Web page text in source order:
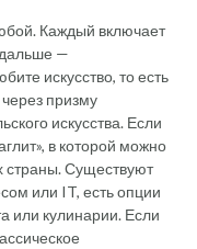
Каждый включает
—
искусство, то есть
через призму
искусства. Если
в которой можно
страны. Существуют
или IT, есть опции
или кулинарии. Если